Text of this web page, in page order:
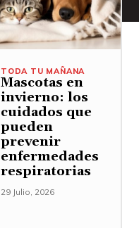
TODA TU MAÑANA
Mascotas en
invierno: los
cuidados que
pueden
prevenir
enfermedades
respiratorias
29 Julio, 2026